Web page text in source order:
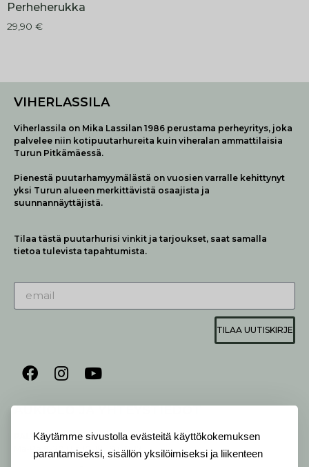
Käytämme sivustolla evästeitä käyttökokemuksen
parantamiseksi, sisällön yksilöimiseksi ja liikenteen
Perheherukka
29,90 €
VIHERLASSILA
Viherlassila on Mika Lassilan 1986 perustama perheyritys, joka
palvelee niin kotipuutarhureita kuin viheralan ammattilaisia
Turun Pitkämäessä.
Pienestä puutarhamyymälästä on vuosien varralle kehittynyt
yksi Turun alueen merkittävistä osaajista ja
suunnannäyttäjistä.
Tilaa tästä puutarhurisi vinkit ja tarjoukset, saat samalla
tietoa tulevista tapahtumista.
TILAA UUTISKIRJE
AUKIOLO JA YHTEYSTIEDOT
ALVELEMME:
Ma-Pe 9-20 I La 10-18 I Su 10-17